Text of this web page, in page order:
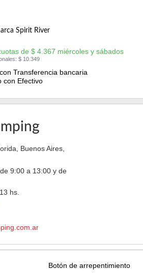
Spirit River
de $ 4.367 miércoles y sábados
$ 10.349
Transferencia bancaria
con Efectivo
Buenos Aires,
9:00 a 13:00 y de
hs.
Botón de arrepentimiento